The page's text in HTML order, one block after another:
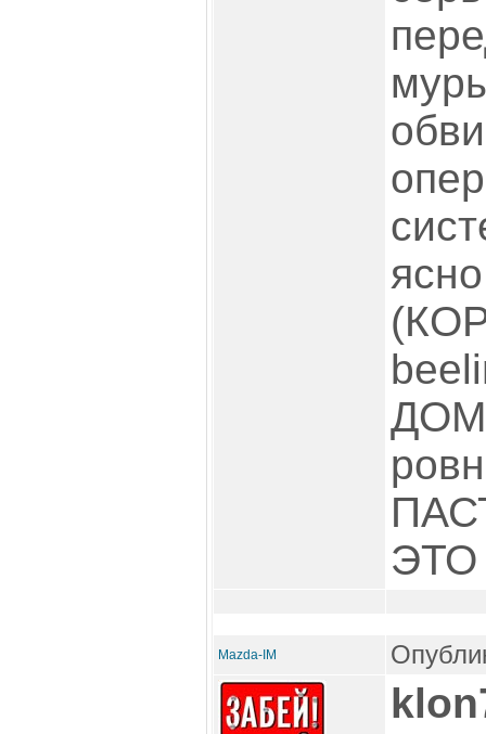
ЭТО
Mazda-IM